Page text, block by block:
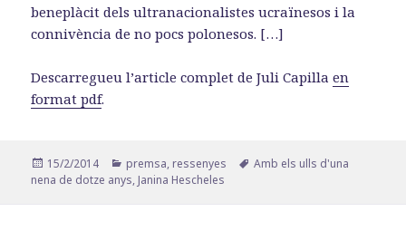
beneplàcit dels ultranacionalistes ucraïnesos i la
connivència de no pocs polonesos. […]
Descarregueu l’article complet de Juli Capillaen
format pdf.
Publicat
el
15/2/2014 Categories
premsa, ressenyes Etiquetes
Amb els ulls d'una
nena de dotze anys, Janina Hescheles